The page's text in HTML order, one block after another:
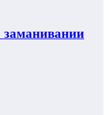
заманивании